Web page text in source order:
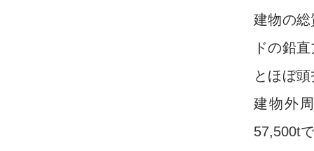
建物の
ドの鉛
とほぼ
建物外
57,500t